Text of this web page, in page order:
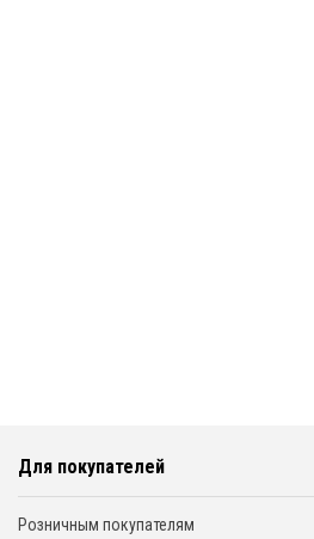
Для покупателей
Розничным покупателям